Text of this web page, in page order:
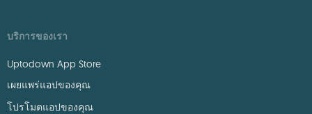
บริการของเรา
Uptodown App Store
เผยแพร่แอปของคุณ
โปรโมตแอปของคุณ